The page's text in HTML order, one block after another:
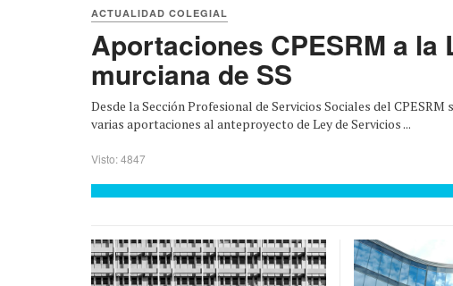
ACTUALIDAD COLEGIAL
Aportaciones CPESRM a la
murciana de SS
Desde la Sección Profesional de Servicios Sociales del CPESRM
varias aportaciones al anteproyecto de Ley de Servicios ...
Visto: 4847